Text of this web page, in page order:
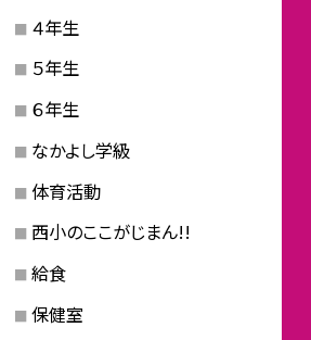
４年生
５年生
６年生
なかよし学級
体育活動
西小のここがじまん!!
給食
保健室